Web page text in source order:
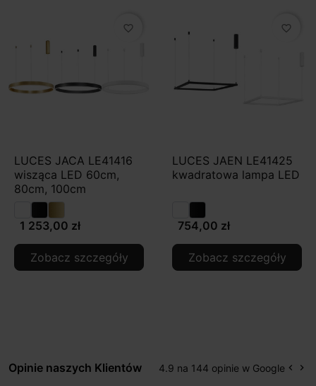
favorite_border
LUCES JACA LE41416
wisząca LED 60cm,
80cm, 100cm
1 253,00 zł
Zobacz szczegóły
favorite_border
LUCES JAEN LE41425
kwadratowa lampa LED
754,00 zł
Zobacz szczegóły
Opinie naszych Klientów 4.9 na 144 opinie w Google keyboard_arrow_left keyboard_arrow_right